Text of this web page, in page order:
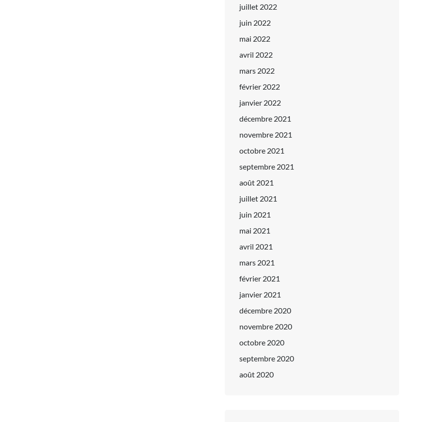
juillet 2022
juin 2022
mai 2022
avril 2022
mars 2022
février 2022
janvier 2022
décembre 2021
novembre 2021
octobre 2021
septembre 2021
août 2021
juillet 2021
juin 2021
mai 2021
avril 2021
mars 2021
février 2021
janvier 2021
décembre 2020
novembre 2020
octobre 2020
septembre 2020
août 2020